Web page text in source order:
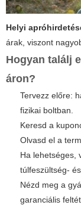
Helyi
árak, viszont
Hogyan találj
áron?
Tervezz előre:
fizikai boltban.
Keresd a
Olvasd el a
Ha lehetséges,
túlfeszültség-
Nézd meg a
garanciális